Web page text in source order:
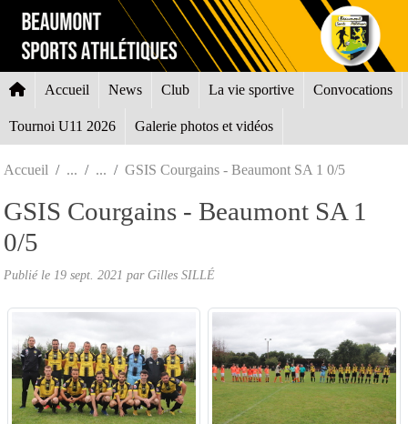
Accueil News Club La vie sportive Convocations
Tournoi U11 2026 Galerie photos et vidéos
Accueil GSIS Courgains - Beaumont SA 1 0/5
GSIS Courgains - Beaumont SA 1
0/5
Publié le 19 sept. 2021 par Gilles SILLÉ
Panneau de gestion des cookies